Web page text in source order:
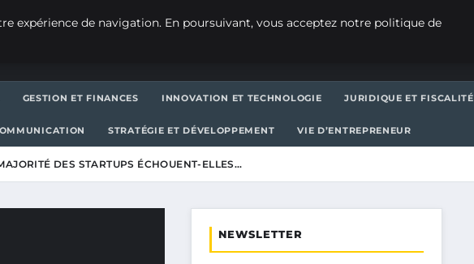
GESTION ET FINANCES INNOVATION ET TECHNOLOGIE JURIDIQUE ET FISCALITÉ
STRATÉGIE ET DÉVELOPPEMENT VIE D’ENTREPRENEUR
DES STARTUPS ÉCHOUENT-ELLES…
NEWSLETTER
expérience de navigation. En poursuivant, vous acceptez notre politique de